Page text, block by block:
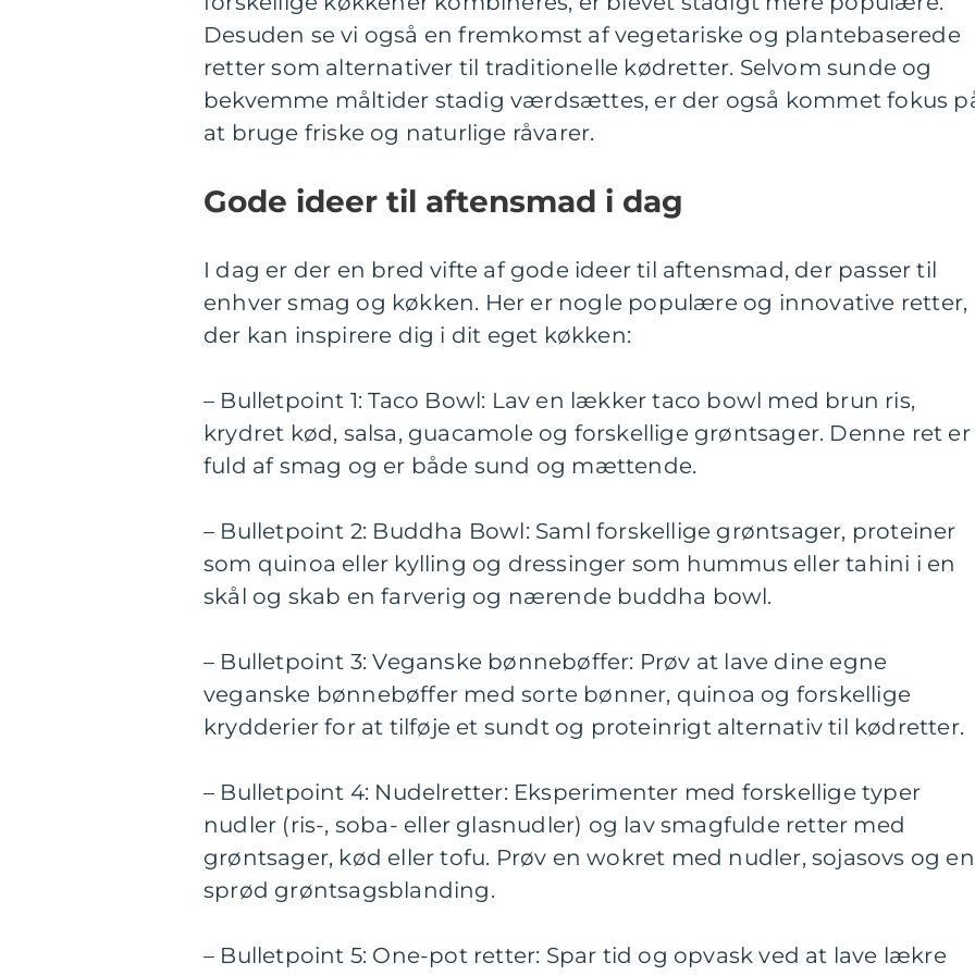
Desuden se vi også en fremkomst af vegetariske og plantebaserede
retter som alternativer til traditionelle kødretter. Selvom sunde og
bekvemme måltider stadig værdsættes, er der også kommet fokus
at bruge friske og naturlige råvarer.
Gode ideer til aftensmad i dag
I dag er der en bred vifte af gode ideer til aftensmad, der passer til
enhver smag og køkken. Her er nogle populære og innovative retter,
der kan inspirere dig i dit eget køkken:
– Bulletpoint 1: Taco Bowl: Lav en lækker taco bowl med brun ris,
krydret kød, salsa, guacamole og forskellige grøntsager. Denne ret er
fuld af smag og er både sund og mættende.
– Bulletpoint 2: Buddha Bowl: Saml forskellige grøntsager, proteiner
som quinoa eller kylling og dressinger som hummus eller tahini i en
skål og skab en farverig og nærende buddha bowl.
– Bulletpoint 3: Veganske bønnebøffer: Prøv at lave dine egne
veganske bønnebøffer med sorte bønner, quinoa og forskellige
krydderier for at tilføje et sundt og proteinrigt alternativ til kødretter.
– Bulletpoint 4: Nudelretter: Eksperimenter med forskellige typer
nudler (ris-, soba- eller glasnudler) og lav smagfulde retter med
grøntsager, kød eller tofu. Prøv en wokret med nudler, sojasovs og en
sprød grøntsagsblanding.
– Bulletpoint 5: One-pot retter: Spar tid og opvask ved at lave lækre